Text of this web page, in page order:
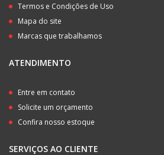
Termos e Condições de Uso
Mapa do site
Marcas que trabalhamos
ATENDIMENTO
Entre em contato
Solicite um orçamento
Confira nosso estoque
SERVIÇOS AO CLIENTE